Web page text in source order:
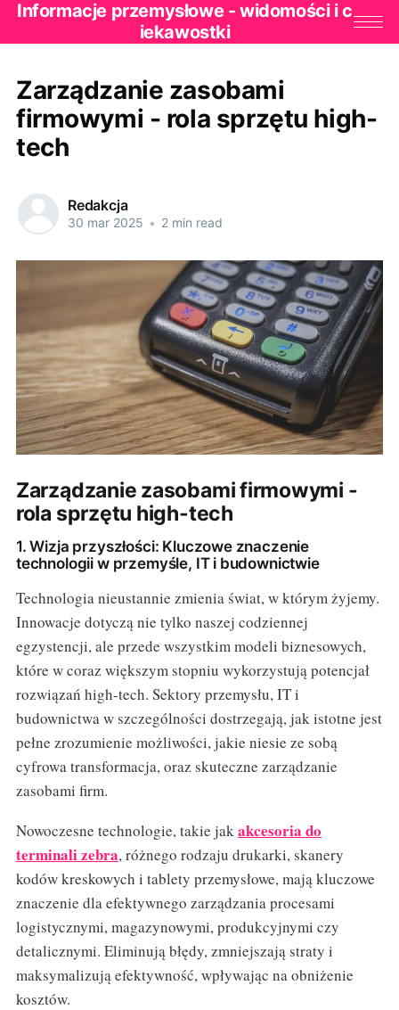
Informacje przemysłowe - widomości i c
iekawostki
Zarządzanie zasobami
firmowymi - rola sprzętu high-
tech
Redakcja
30 mar 2025 • 2 min read
Zarządzanie zasobami firmowymi -
rola sprzętu high-tech
1. Wizja przyszłości: Kluczowe znaczenie
technologii w przemyśle, IT i budownictwie
Technologia nieustannie zmienia świat, w którym żyjemy.
Innowacje dotyczą nie tylko naszej codziennej
egzystencji, ale przede wszystkim modeli biznesowych,
które w coraz większym stopniu wykorzystują potencjał
rozwiązań high-tech. Sektory przemysłu, IT i
budownictwa w szczególności dostrzegają, jak istotne jest
pełne zrozumienie możliwości, jakie niesie ze sobą
cyfrowa transformacja, oraz skuteczne zarządzanie
zasobami firm.
Nowoczesne technologie, takie jakakcesoria do
terminali zebra, różnego rodzaju drukarki, skanery
kodów kreskowych i tablety przemysłowe, mają kluczowe
znaczenie dla efektywnego zarządzania procesami
logistycznymi, magazynowymi, produkcyjnymi czy
detalicznymi. Eliminują błędy, zmniejszają straty i
maksymalizują efektywność, wpływając na obniżenie
kosztów.